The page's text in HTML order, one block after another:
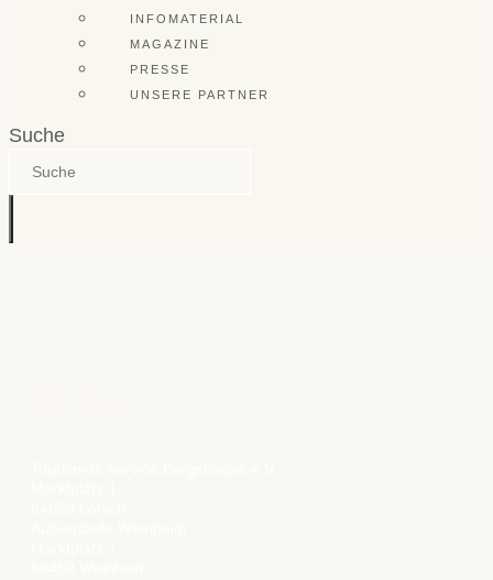
INFOMATERIAL
MAGAZINE
PRESSE
UNSERE PARTNER
Suche